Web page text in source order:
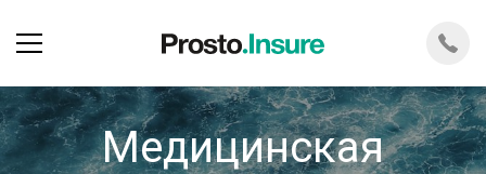
Медицинская